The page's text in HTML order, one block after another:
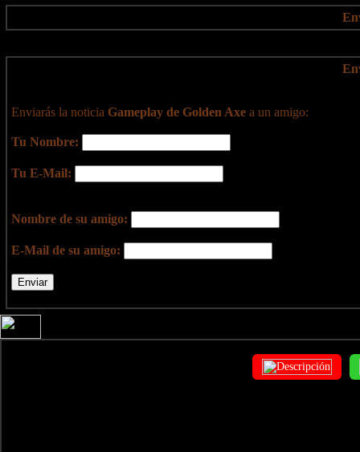
Enviarás la noticia Gameplay de Golden Axe a un amigo:
Tu Nombre:
Tu E-Mail:
Nombre de su amigo:
E-Mail de su amigo: